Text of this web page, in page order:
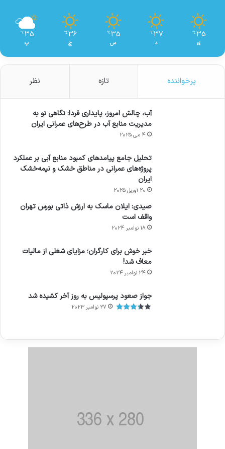
35
℃
ی
37
℃
د
35
℃
س
36
℃
چ
35
℃
پ
پرخواننده تازه نظر
آب، چالش امروز، پایداری فردا: نگاهی نو به
مدیریت منابع آب در طرح‌های عمرانی ایران
4 می 2025
تحلیل جامع پیامدهای کمبود منابع آبی بر عملکرد
پروژه‌های عمرانی در مناطق خشک و نیمه‌خشک
ایران
20 آوریل 2025
صیدی: ایلان ماسک به ارزش ذاتی بورس تهران
واقف است
18 نوامبر 2024
خبر خوش برای کارگران؛ مزایای شغلی از مالیات
معاف شد!
24 نوامبر 2024
جواز صعود پرسپولیس به روز آخر کشیده شد
27 نوامبر 2023